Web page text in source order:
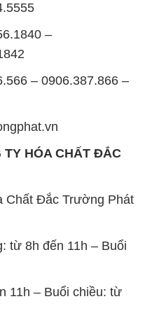
–
– 0906.387.866 –
TY HÓA CHẤT ĐẮC
Chất Đắc Trường Phát
từ 8h đến 11h – Buổi
11h – Buổi chiều: từ